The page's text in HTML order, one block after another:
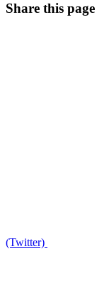
Share this page
(Twitter)